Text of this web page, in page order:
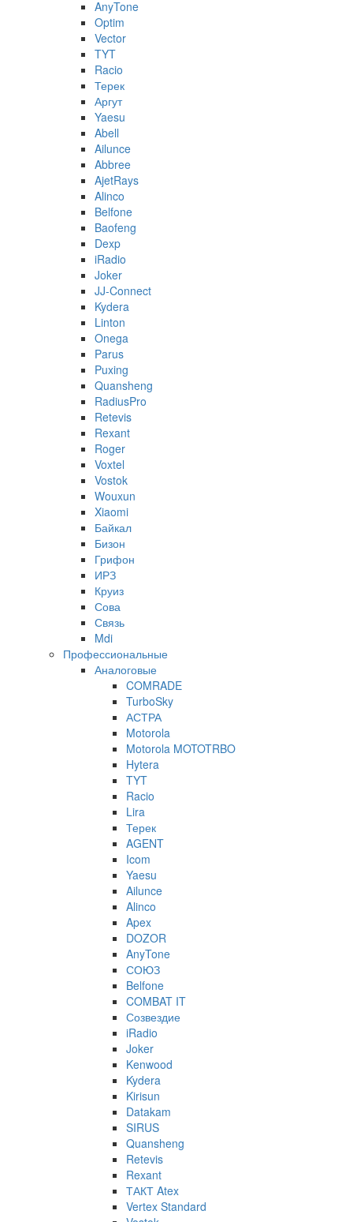
AnyTone
Optim
Vector
TYT
Racio
Терек
Аргут
Yaesu
Abell
Ailunce
Abbree
AjetRays
Alinco
Belfone
Baofeng
Dexp
iRadio
Joker
JJ-Connect
Kydera
Linton
Onega
Parus
Puxing
Quansheng
RadiusPro
Retevis
Rexant
Roger
Voxtel
Vostok
Wouxun
Xiaomi
Байкал
Бизон
Грифон
ИРЗ
Круиз
Сова
Связь
Mdi
Профессиональные
Аналоговые
COMRADE
TurboSky
АСТРА
Motorola
Motorola MOTOTRBO
Hytera
TYT
Racio
Lira
Терек
AGENT
Icom
Yaesu
Ailunce
Alinco
Apex
DOZOR
AnyTone
СОЮЗ
Belfone
COMBAT IT
Созвездие
iRadio
Joker
Kenwood
Kydera
Kirisun
Datakam
SIRUS
Quansheng
Retevis
Rexant
ТАКТ Atex
Vertex Standard